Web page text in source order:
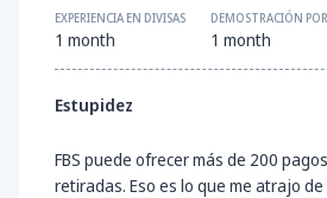
EXPERIENCIA EN DIVISAS
1 month
DEMOSTRACIÓN
1 month
Estupidez
FBS puede ofrecer más de 200
retiradas. Eso es lo que me atrajo